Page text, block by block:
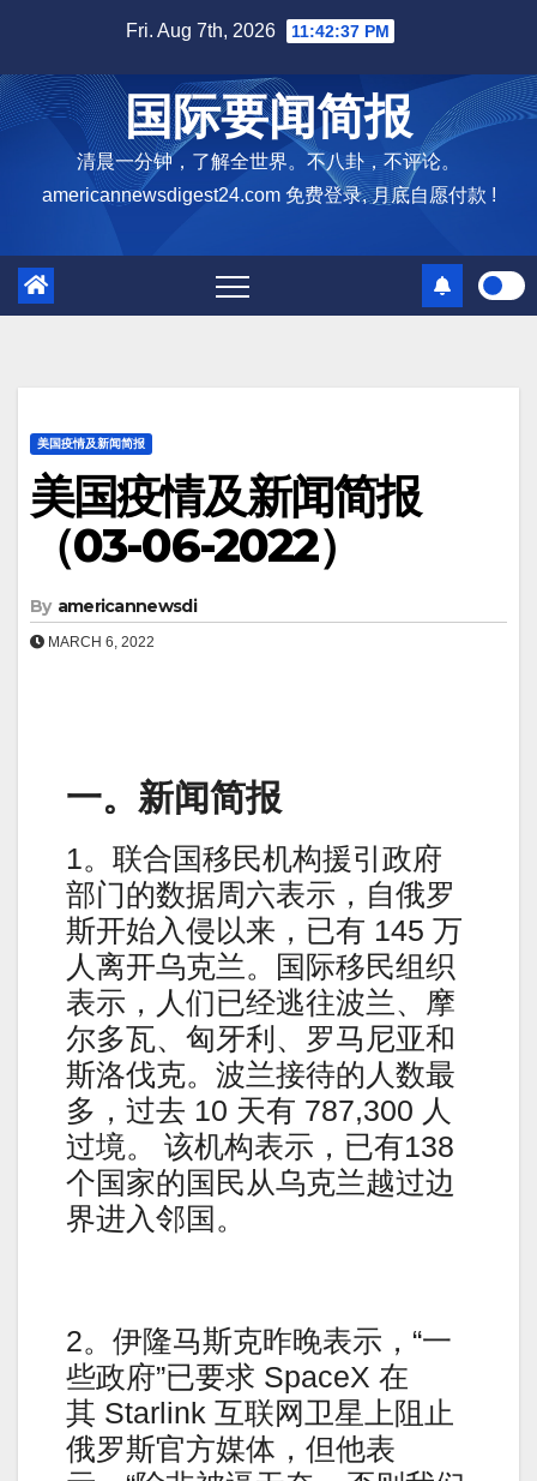
content
Fri. Aug 7th, 2026 11:42:38 PM
国际要闻简报
清晨一分钟，了解全世界。不八卦，不评论。
americannewsdigest24.com 免费登录, 月底自愿付款 !
美国疫情及新闻简报
美国疫情及新闻简报
（03-06-2022）
By americannewsdi
MARCH 6, 2022
一。新闻简报
1。联合国移民机构援引政府
部门的数据周六表示，自俄罗
斯开始入侵以来，已有 145 万
人离开乌克兰。国际移民组织
表示，人们已经逃往波兰、摩
尔多瓦、匈牙利、罗马尼亚和
斯洛伐克。波兰接待的人数最
多，过去 10 天有 787,300 人
过境。 该机构表示，已有138
个国家的国民从乌克兰越过边
界进入邻国。
2。伊隆马斯克昨晚表示，“一
些政府”已要求 SpaceX 在
其 Starlink 互联网卫星上阻止
俄罗斯官方媒体，但他表